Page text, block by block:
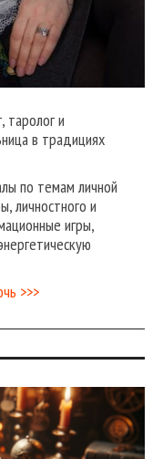
таролог и
в традициях
по темам личной
личностного и
игры,
>>>